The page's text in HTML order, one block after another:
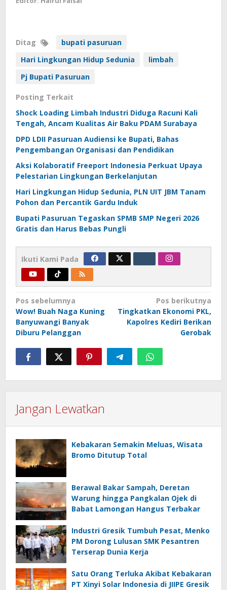
Ditag
bupati pasuruan
Hari Lingkungan Hidup Sedunia
limbah
Pj Bupati Pasuruan
Posting Terkait
Shock Loading Limbah Industri Diduga Racuni Kali
Tengah, Ancam Kualitas Air Baku PDAM Surabaya
DPD LDII Pasuruan Audiensi ke Bupati, Bahas
Pengembangan Organisasi dan Pendidikan
Aksi Kolaboratif Freeport Indonesia Perkuat Upaya
Pelestarian Lingkungan Berkelanjutan
Hari Lingkungan Hidup Sedunia, PLN UIT JBM Tanam
Pohon dan Percantik Gardu Induk
Bupati Pasuruan Tegaskan SPMB SMP Negeri 2026
Gratis dan Harus Bebas Pungli
Ikuti Kami Pada
Navigasi
pos
Pos sebelumnya
Wow! Buah Naga Kuning
Banyuwangi Banyak
Diburu Pelanggan
Pos berikutnya
Tingkatkan Ekonomi PKL,
Kapolres Kediri Berikan
Gerobak
Jangan Lewatkan
Kebakaran Semakin Meluas, Wisata
Bromo Ditutup Total
Berawal Bakar Sampah, Deretan
Warung hingga Pangkalan Ojek di
Babat Lamongan Hangus Terbakar
Industri Gresik Tumbuh Pesat, Menko
PM Dorong Lulusan SMK Pesantren
Terserap Dunia Kerja
Satu Orang Terluka Akibat Kebakaran
PT Xinyi Solar Indonesia di JIIPE Gresik